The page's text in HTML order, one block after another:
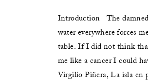
Introduction The
water everywhere forces
table. If I did not think
me like a cancer I could
Virgilio Piñera, La isla